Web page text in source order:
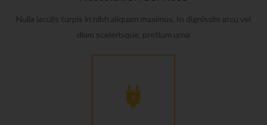
Nulla iaculis turpis in nibh aliquam maximus. In dignissim arcu vel
diam scelerisque, pretium urna